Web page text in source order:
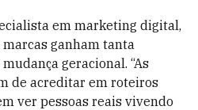
em marketing digital,
ganham tanta
geracional. “As
de acreditar em roteiros
ver pessoas reais vivendo